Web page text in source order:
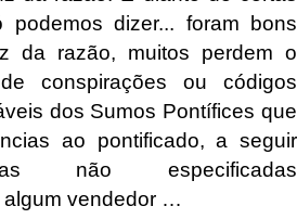
podemos dizer... foram bons
da razão, muitos perdem o
conspirações ou códigos
​​dos Sumos Pontífices que
ao pontificado, a seguir
não especificadas
algum vendedor …